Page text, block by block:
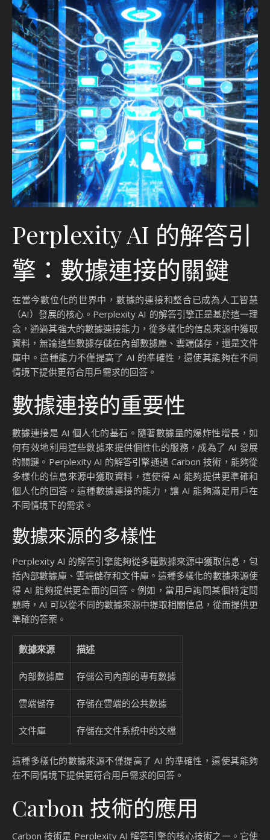
Perplexity AI 的解答引
擎：數據連接的關鍵
在當今數位化的世界中，數據的連接和整合已成為人工智慧
（AI）發展的核心。Perplexity AI 的解答引擎正是基於這一理
念，通過其強大的數據連接能力，從多樣化的信息來源中獲取
資料，無論這些數據存儲在內部數據庫、雲端儲存，還是文件
庫中。這種能力不僅提高了 AI 的準確性，還使其能夠在不同
情境下提供更符合用戶需求的回答。
數據連接的重要性
數據連接是 AI 個人化的基石。隨著數據量的爆炸性增長，如
何有效地利用這些數據來提供個性化的服務，成為了 AI 發展
的關鍵。Perplexity AI 的解答引擎通過 Carbon 技術，能夠從
多樣化的信息來源中獲取資料，這使得 AI 能夠提供更準確和
個人化的回答。這種數據連接的能力，讓 AI 能夠滿足用戶在
不同情境下的需求。
數據來源的多樣性
Perplexity AI 的解答引擎能夠從多種數據來源中獲取信息，包
括內部數據庫、雲端儲存和文件庫。這種多樣化的數據來源使
得 AI 能夠提供更全面的回答。例如，當用戶詢問某個特定問
題時，AI 可以從不同的數據來源中提取相關信息，從而提供更
準確的答案。
數據來源 描述
內部數據庫 存儲公司內部的專有數據
雲端儲存 存儲在雲端的公共數據
文件庫 存儲在文件系統中的文檔
這種多樣化的數據來源不僅提高了 AI 的準確性，還使其能夠
在不同情境下提供更符合用戶需求的回答。
Carbon 技術的應用
Carbon 技術是 Perplexity AI 解答引擎的核心技術之一。它使